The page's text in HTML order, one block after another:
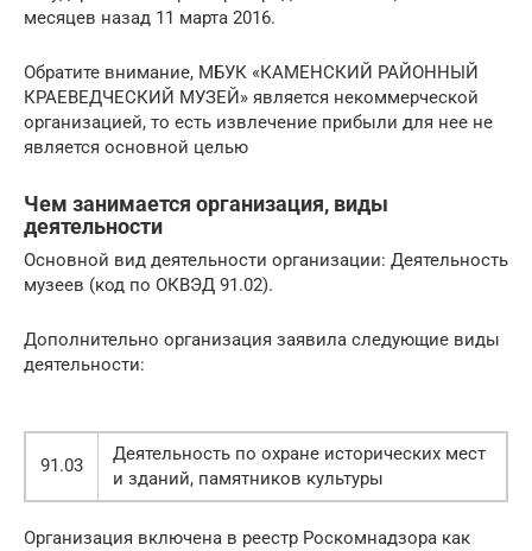
месяцев назад 11 марта 2016.
Обратите внимание, МБУК «КАМЕНСКИЙ РАЙОННЫЙ
КРАЕВЕДЧЕСКИЙ МУЗЕЙ» является некоммерческой
организацией, то есть извлечение прибыли для нее не
является основной целью
Чем занимается организация, виды
деятельности
Основной вид деятельности организации: Деятельность
музеев (код по ОКВЭД 91.02).
Дополнительно организация заявила следующие виды
деятельности:
91.03
Деятельность по охране исторических мест
и зданий, памятников культуры
Организация включена в реестр Роскомнадзора как